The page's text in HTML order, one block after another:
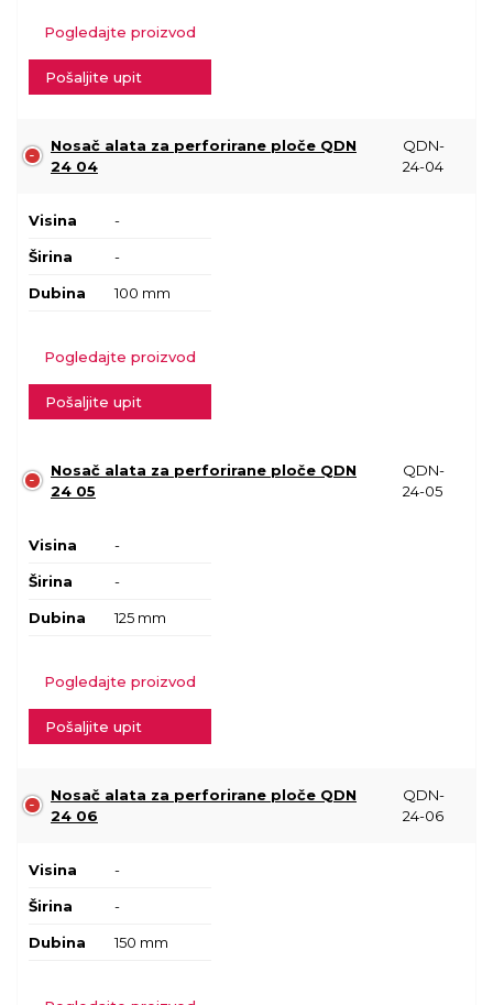
Pogledajte proizvod
Pošaljite upit
Nosač alata za perforirane ploče QDN
24 04
QDN-
24-04
Visina -
Širina -
Dubina 100 mm
Pogledajte proizvod
Pošaljite upit
Nosač alata za perforirane ploče QDN
24 05
QDN-
24-05
Visina -
Širina -
Dubina 125 mm
Pogledajte proizvod
Pošaljite upit
Nosač alata za perforirane ploče QDN
24 06
QDN-
24-06
Visina -
Širina -
Dubina 150 mm